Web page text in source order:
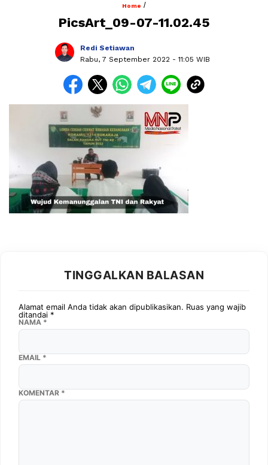
Home /
PicsArt_09-07-11.02.45
Redi Setiawan
Rabu, 7 September 2022 - 11:05 WIB
TINGGALKAN BALASAN
Alamat email Anda tidak akan dipublikasikan. Ruas yang wajib
ditandai *
KOMENTAR *
NAMA *
EMAIL *